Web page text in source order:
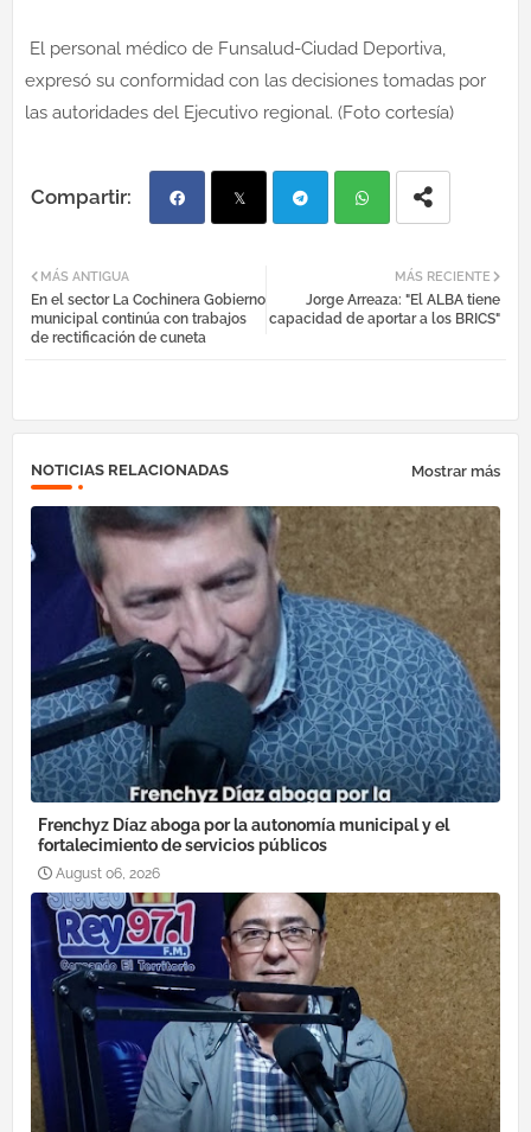
El personal médico de Funsalud-Ciudad Deportiva,
expresó su conformidad con las decisiones tomadas por
las autoridades del Ejecutivo regional. (Foto cortesía)
ebo tter egr atsa
MÁS RECIENTE
Jorge Arreaza: "El ALBA tiene
capacidad de aportar a los BRICS"
MÁS ANTIGUA
En el sector La Cochinera Gobierno
municipal continúa con trabajos
de rectificación de cuneta
NOTICIAS RELACIONADAS Mostrar más
Frenchyz Díaz aboga por la autonomía municipal y el
fortalecimiento de servicios públicos
August 06, 2026